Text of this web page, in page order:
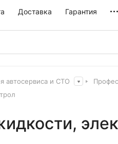
Доставка Гарантия
автосервиса и СТО